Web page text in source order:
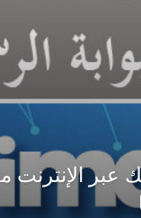
عبر الإنترنت